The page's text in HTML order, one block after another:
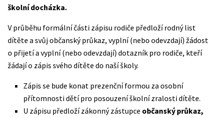
školní docházka.
V průběhu formální části zápisu rodiče předloží rodný list
dítěte a svůj občanský průkaz, vyplní (nebo odevzdají) žádost
o přijetí a vyplní (nebo odevzdají) dotazník pro rodiče, kteří
žádají o zápis svého dítěte do naší školy.
Zápis se bude konat prezenční formou za osobní
přítomnosti dětí pro posouzení školní zralosti dítěte.
U zápisu předloží zákonný zástupce občanský průkaz,